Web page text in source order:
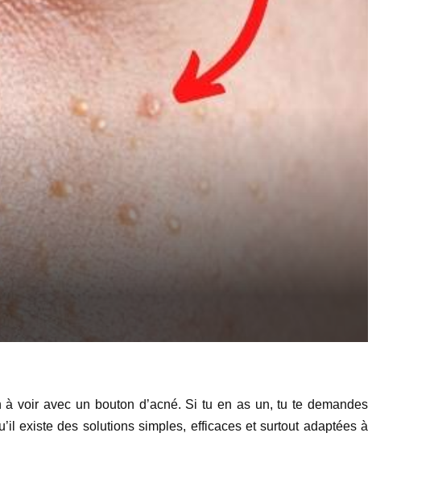
voir avec un bouton d’acné. Si tu en as un, tu te demandes
existe des solutions simples, efficaces et surtout adaptées à